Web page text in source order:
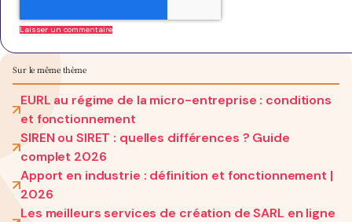
Sur le même thème
EURL au régime de la micro-entreprise : conditions
et fonctionnement
SIREN ou SIRET : quelles différences ? Guide
complet 2026
Apport en industrie : définition et fonctionnement |
2026
Les meilleurs services de création de SARL en ligne